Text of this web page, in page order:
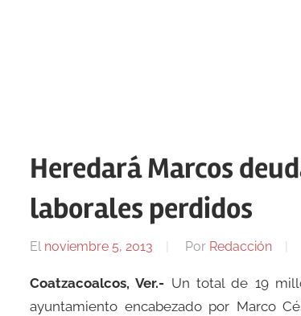
Heredará Marcos
laborales perdidos
El noviembre 5, 2013 Por Redacción
Coatzacoalcos, Ver.- Un total de 19
ayuntamiento encabezado por Marco